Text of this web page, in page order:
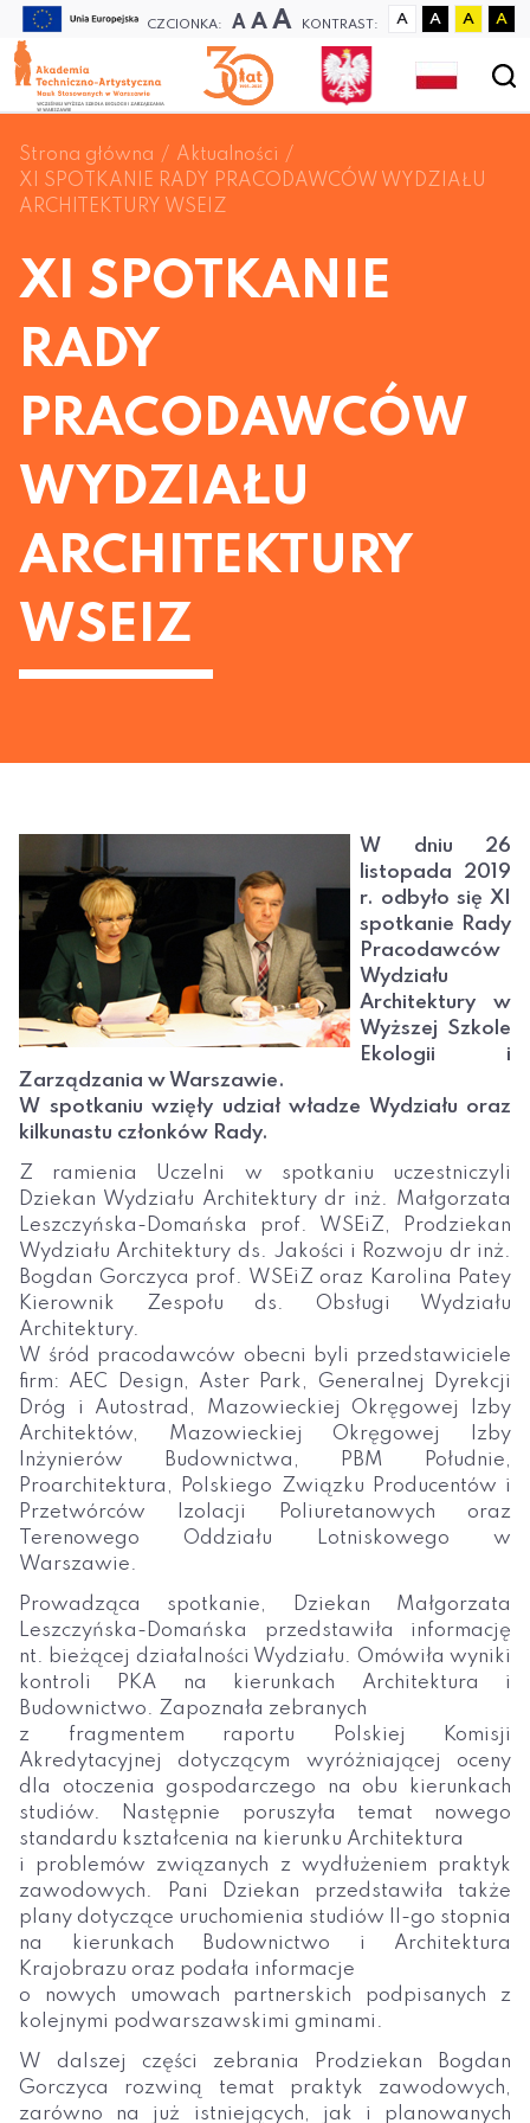
CZCIONKA: A A A KONTRAST: A A A A
Strona główna
Aktualności
XI SPOTKANIE RADY PRACODAWCÓW WYDZIAŁU
ARCHITEKTURY WSEIZ
XI SPOTKANIE
RADY
PRACODAWCÓW
WYDZIAŁU
ARCHITEKTURY
WSEIZ
W dniu 26
listopada 2019
r. odbyło się XI
spotkanie Rady
Pracodawców
Wydziału
Architektury w
Wyższej Szkole
Ekologii i
Zarządzania w Warszawie.
W spotkaniu wzięły udział władze Wydziału oraz
kilkunastu członków Rady.
Z ramienia Uczelni w spotkaniu uczestniczyli
Dziekan Wydziału Architektury dr inż. Małgorzata
Leszczyńska-Domańska prof. WSEiZ, Prodziekan
Wydziału Architektury ds. Jakości i Rozwoju dr inż.
Bogdan Gorczyca prof. WSEiZ oraz Karolina Patey
Kierownik Zespołu ds. Obsługi Wydziału
Architektury.
W śród pracodawców obecni byli przedstawiciele
firm: AEC Design, Aster Park, Generalnej Dyrekcji
Dróg i Autostrad, Mazowieckiej Okręgowej Izby
Architektów, Mazowieckiej Okręgowej Izby
Inżynierów Budownictwa, PBM Południe,
Proarchitektura, Polskiego Związku Producentów i
Przetwórców Izolacji Poliuretanowych oraz
Terenowego Oddziału Lotniskowego w
Warszawie.
Prowadząca spotkanie, Dziekan Małgorzata
Leszczyńska-Domańska przedstawiła informację
nt. bieżącej działalności Wydziału. Omówiła wyniki
kontroli PKA na kierunkach Architektura i
Budownictwo. Zapoznała zebranych
z fragmentem raportu Polskiej Komisji
Akredytacyjnej dotyczącym wyróżniającej oceny
dla otoczenia gospodarczego na obu kierunkach
studiów. Następnie poruszyła temat nowego
standardu kształcenia na kierunku Architektura
i problemów związanych z wydłużeniem praktyk
zawodowych. Pani Dziekan przedstawiła także
plany dotyczące uruchomienia studiów II-go stopnia
na kierunkach Budownictwo i Architektura
Krajobrazu oraz podała informacje
o nowych umowach partnerskich podpisanych z
kolejnymi podwarszawskimi gminami.
W dalszej części zebrania Prodziekan Bogdan
Gorczyca rozwiną temat praktyk zawodowych,
zarówno na już istniejących, jak i planowanych